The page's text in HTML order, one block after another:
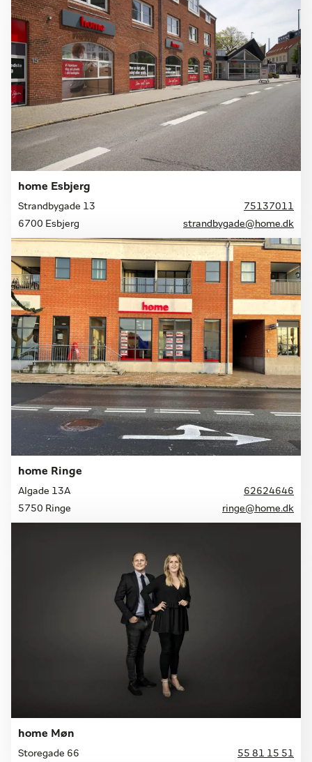
home Esbjerg
Strandbygade 13
75137011
6700 Esbjerg
strandbygade@home.dk
home Ringe
Algade 13A
62624646
5750 Ringe
ringe@home.dk
home Møn
Storegade 66 55 81 15 51